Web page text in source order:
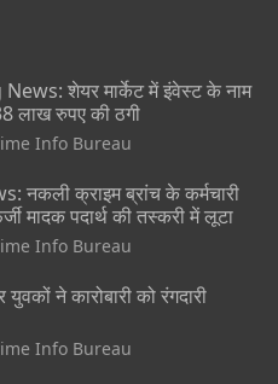
शेयर मार्केट में इंवेस्ट के नाम
लाख रुपए की ठगी
Info Bureau
नकली क्राइम ब्रांच के कर्मचारी
मादक पदार्थ की तस्करी में लूटा
Info Bureau
ने कारोबारी को रंगदारी
Info Bureau